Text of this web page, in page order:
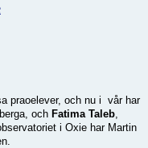
praoelever, och nu i vår har
och Fatima Taleb
i Oxie har Martin